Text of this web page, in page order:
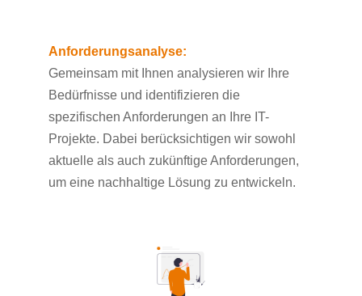
Anforderungsanalyse:
Gemeinsam mit Ihnen analysieren wir Ihre
Bedürfnisse und identifizieren die
spezifischen Anforderungen an Ihre IT-
Projekte. Dabei berücksichtigen wir sowohl
aktuelle als auch zukünftige Anforderungen,
um eine nachhaltige Lösung zu entwickeln.